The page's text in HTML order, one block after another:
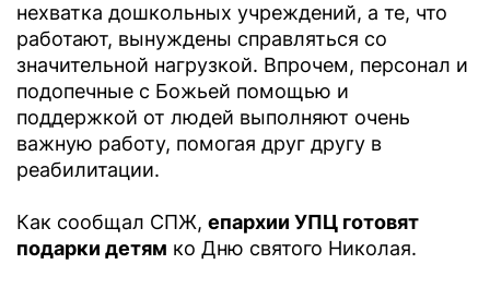
нехватка дошкольных учреждений, а те, что
работают, вынуждены справляться со
значительной нагрузкой. Впрочем, персонал и
подопечные с Божьей помощью и
поддержкой от людей выполняют очень
важную работу, помогая друг другу в
реабилитации.
Как сообщал СПЖ, епархии УПЦ готовят
подарки детям ко Дню святого Николая.